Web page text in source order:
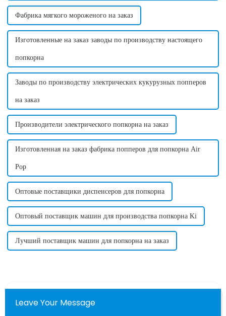
Фабрика мягкого мороженого на заказ
Изготовленные на заказ заводы по производству настоящего
попкорна
Заводы по производству электрических кукурузных попперов
на заказ
Производители электрического попкорна на заказ
Изготовленная на заказ фабрика попперов для попкорна Air
Pop
Оптовые поставщики диспенсеров для попкорна
Оптовый поставщик машин для производства попкорна Ki
Лучший поставщик машин для попкорна на заказ
Leave Your Message